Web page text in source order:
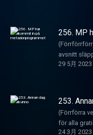
här: https://
du höra alla
kommer
här: https://
Registrera
här: https://
ut till Pet
Gammal
Italodisco-
impulser
Morodor,
denna
MGP's
gratis då
avsnitt och
klassiska
där det blir
delas ut till
Army of
rings det
det som hänt.
MGP's
som är
det mot
har INGET
handlar sen
svältsekten
nollorna
afrikansk-
den om
256. MP
avsnitt
patetiska
egentligen
att sitta
bild.
29 5月 2023
253.
(Förrförra
för alla
renodlad
24 3月 2023